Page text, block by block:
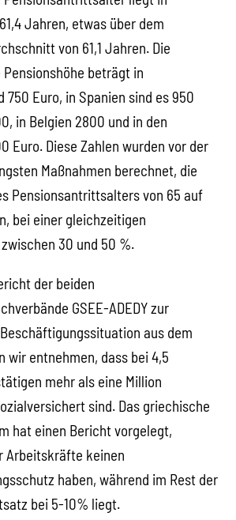
Jahren, etwas über dem
von 61,1 Jahren. Die
beträgt in
750 Euro, in Spanien sind es 950
in Belgien 2800 und in den
Euro. Diese Zahlen wurden vor der
Maßnahmen berechnet, die
Pensionsantrittsalters von 65 auf
bei einer gleichzeitigen
30 und 50 %.
der beiden
GSEE-ADEDY zur
aus dem
wir entnehmen, dass bei 4,5
mehr als eine Million
sind. Das griechische
hat einen Bericht vorgelegt,
Arbeitskräfte keinen
haben, während im Rest der
bei 5-10% liegt.